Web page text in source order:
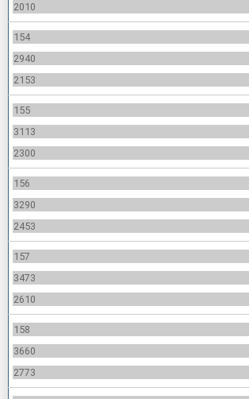
2010
154
2940
2153
155
3113
2300
156
3290
2453
157
3473
2610
158
3660
2773